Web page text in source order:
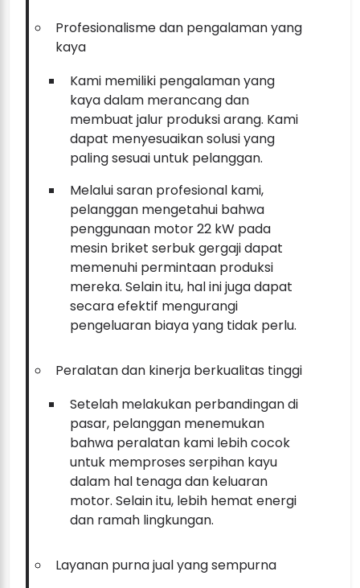
Profesionalisme dan pengalaman yang
kaya
Kami memiliki pengalaman yang
kaya dalam merancang dan
membuat jalur produksi arang. Kami
dapat menyesuaikan solusi yang
paling sesuai untuk pelanggan.
Melalui saran profesional kami,
pelanggan mengetahui bahwa
penggunaan motor 22 kW pada
mesin briket serbuk gergaji dapat
memenuhi permintaan produksi
mereka. Selain itu, hal ini juga dapat
secara efektif mengurangi
pengeluaran biaya yang tidak perlu.
Peralatan dan kinerja berkualitas tinggi
Setelah melakukan perbandingan di
pasar, pelanggan menemukan
bahwa peralatan kami lebih cocok
untuk memproses serpihan kayu
dalam hal tenaga dan keluaran
motor. Selain itu, lebih hemat energi
dan ramah lingkungan.
Layanan purna jual yang sempurna